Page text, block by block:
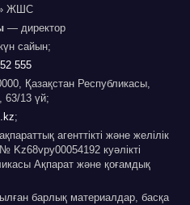
ЖШС
— директор
сайын;
555
Қазақстан Республикасы,
63/13 үй;
;
агенттікті және желілік
куәлікті
Ақпарат және қоғамдық
барлық материалдар, басқа